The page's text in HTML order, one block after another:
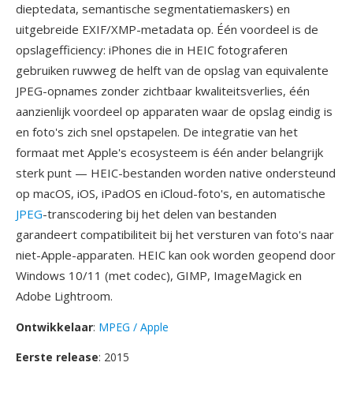
dieptedata, semantische segmentatiemaskers) en
uitgebreide EXIF/XMP-metadata op. Één voordeel is de
opslagefficiency: iPhones die in HEIC fotograferen
gebruiken ruwweg de helft van de opslag van equivalente
JPEG-opnames zonder zichtbaar kwaliteitsverlies, één
aanzienlijk voordeel op apparaten waar de opslag eindig is
en foto's zich snel opstapelen. De integratie van het
formaat met Apple's ecosysteem is één ander belangrijk
sterk punt — HEIC-bestanden worden native ondersteund
op macOS, iOS, iPadOS en iCloud-foto's, en automatische
JPEG-transcodering bij het delen van bestanden
garandeert compatibiliteit bij het versturen van foto's naar
niet-Apple-apparaten. HEIC kan ook worden geopend door
Windows 10/11 (met codec), GIMP, ImageMagick en
Adobe Lightroom.
Ontwikkelaar: MPEG / Apple
Eerste release: 2015